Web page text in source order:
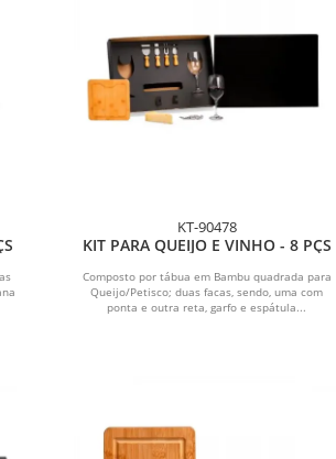
KT-90478
KIT PARA QUEIJO E VINHO - 8 PÇS
Composto por tábua em Bambu quadrada para
Queijo/Petisco; duas facas, sendo, uma com
ponta e outra reta, garfo e espátula...